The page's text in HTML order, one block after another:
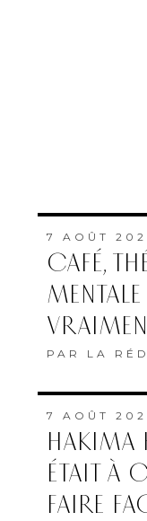
7 AOÛT
CAFÉ,
PAR LA
7 AOÛT
HAKIMA
ÉTAIT À
FAIRE